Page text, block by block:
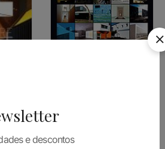
ARQUITECTURA
2000-2005 25
e descontos